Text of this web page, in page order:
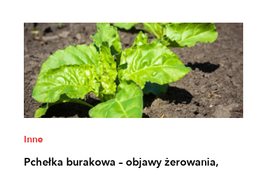
Inne
Pchełka burakowa – objawy żerowania,